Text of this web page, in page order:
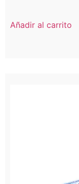
Añadir al carrito